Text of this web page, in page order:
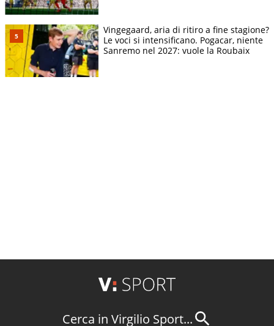
Vingegaard, aria di ritiro a fine stagione?
Le voci si intensificano. Pogacar, niente
Sanremo nel 2027: vuole la Roubaix
Cerca in Virgilio Sport...